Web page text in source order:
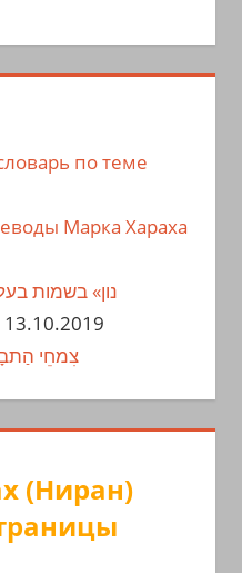
по теме
Марка Хараха
«נון» בשמות
13.10.2019
צִמחֵי
(Ниран)